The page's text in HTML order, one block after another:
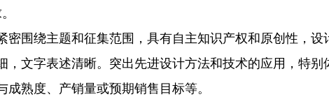
围绕主题和征集范围，具有自主知识产权和原创性，设
，文字表述清晰。突出先进设计方法和技术的应用，特
成熟度、产销量或预期销售目标等。